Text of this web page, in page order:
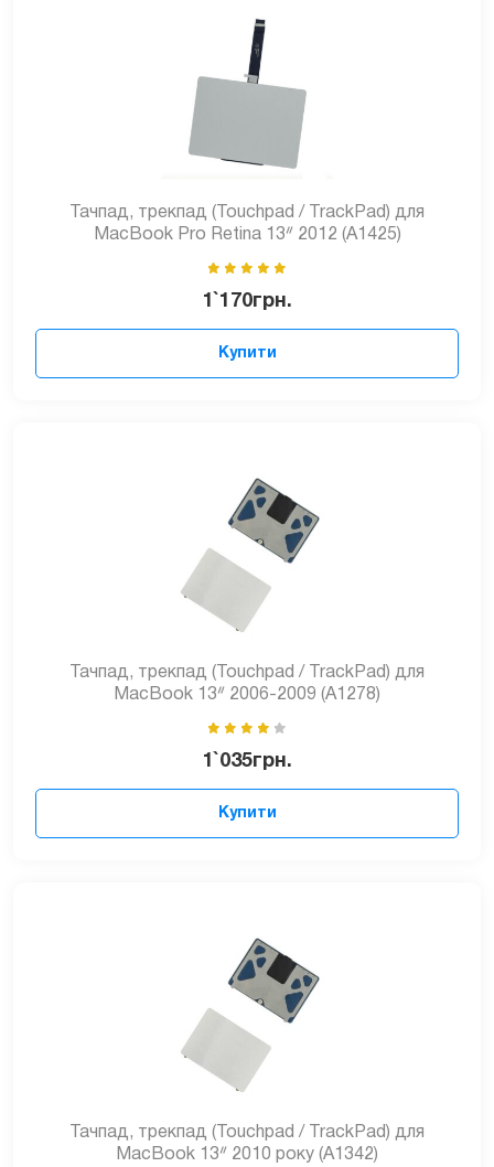
Тачпад, трекпад (Touchpad / TrackPad) для
MacBook Pro Retina 13ᐥ 2012 (A1425)
1`170грн.
Купити
Тачпад, трекпад (Touchpad / TrackPad) для
MacBook 13ᐥ 2006-2009 (A1278)
1`035грн.
Купити
Тачпад, трекпад (Touchpad / TrackPad) для
MacBook 13ᐥ 2010 року (A1342)